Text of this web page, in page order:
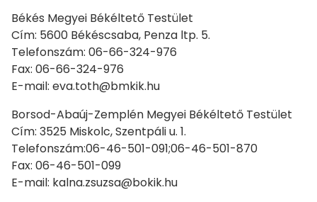
Békés Megyei Békéltető Testület
Cím: 5600 Békéscsaba, Penza ltp. 5.
Telefonszám: 06-66-324-976
Fax: 06-66-324-976
E-mail: eva.toth@bmkik.hu
Borsod-Abaúj-Zemplén Megyei Békéltető Testület
Cím: 3525 Miskolc, Szentpáli u. 1.
Telefonszám:06-46-501-091;06-46-501-870
Fax: 06-46-501-099
E-mail: kalna.zsuzsa@bokik.hu